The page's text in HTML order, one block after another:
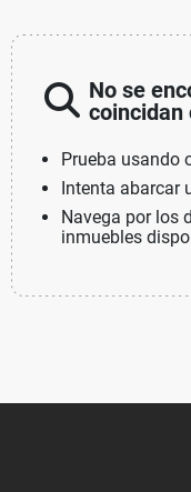
No se
coincidan
Prueba usando
Intenta abarcar
Navega por los
inmuebles